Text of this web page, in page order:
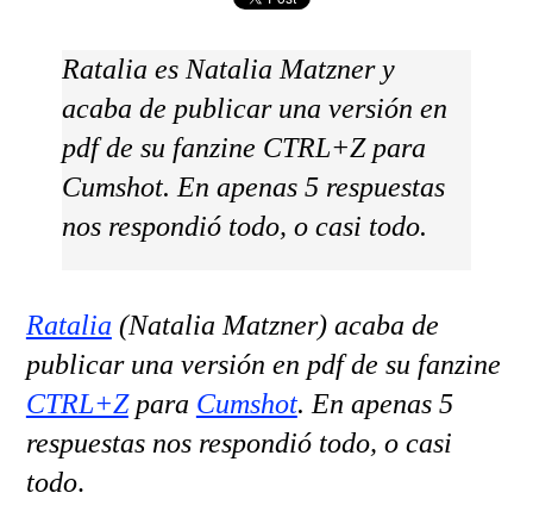
Ratalia es Natalia Matzner y
acaba de publicar una versión en
pdf de su fanzine CTRL+Z para
Cumshot. En apenas 5 respuestas
nos respondió todo, o casi todo.
Ratalia (Natalia Matzner) acaba de
publicar una versión en pdf de su fanzine
CTRL+Zpara Cumshot. En apenas 5
respuestas nos respondió todo, o casi
todo.